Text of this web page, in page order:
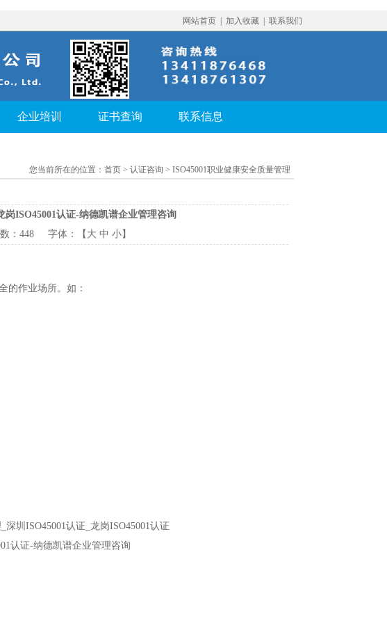
网站首页 加入收藏 联系我们
企业培训 证书查询 联系信息
您当前所在的位置： 首页> 认证咨询 > ISO45001职业健康安全质量管理
岗ISO45001认证-纳德凯谱企业管理咨询
： 448 字体：【 大 中 小】
的作业场所。如：
圳ISO45001认证_龙岗ISO45001认证
认证-纳德凯谱企业管理咨询